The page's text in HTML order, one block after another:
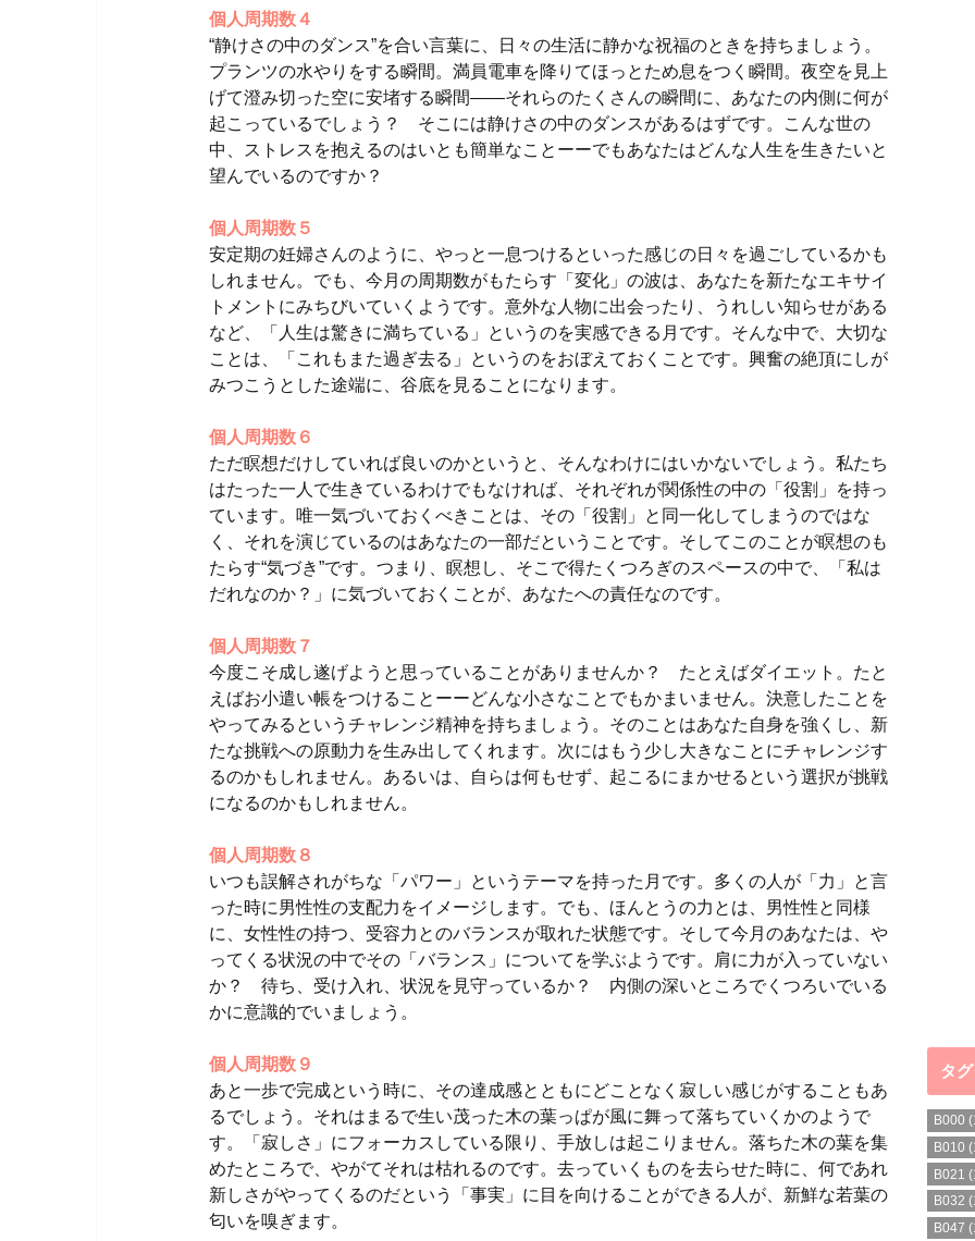
個人周期数４
“静けさの中のダンス”を合い言葉に、日々の生活に静かな祝福のときを持ちましょう。
プランツの水やりをする瞬間。満員電車を降りてほっとため息をつく瞬間。夜空を見上
げて澄み切った空に安堵する瞬間——それらのたくさんの瞬間に、あなたの内側に何が
起こっているでしょう？ そこには静けさの中のダンスがあるはずです。こんな世の
中、ストレスを抱えるのはいとも簡単なことーーでもあなたはどんな人生を生きたいと
望んでいるのですか？
個人周期数５
安定期の妊婦さんのように、やっと一息つけるといった感じの日々を過ごしているかも
しれません。でも、今月の周期数がもたらす「変化」の波は、あなたを新たなエキサイ
トメントにみちびいていくようです。意外な人物に出会ったり、うれしい知らせがある
など、「人生は驚きに満ちている」というのを実感できる月です。そんな中で、大切な
ことは、「これもまた過ぎ去る」というのをおぼえておくことです。興奮の絶頂にしが
みつこうとした途端に、谷底を見ることになります。
個人周期数６
ただ瞑想だけしていれば良いのかというと、そんなわけにはいかないでしょう。私たち
はたった一人で生きているわけでもなければ、それぞれが関係性の中の「役割」を持っ
ています。唯一気づいておくべきことは、その「役割」と同一化してしまうのではな
く、それを演じているのはあなたの一部だということです。そしてこのことが瞑想のも
たらす“気づき”です。つまり、瞑想し、そこで得たくつろぎのスペースの中で、「私は
だれなのか？」に気づいておくことが、あなたへの責任なのです。
個人周期数７
今度こそ成し遂げようと思っていることがありませんか？ たとえばダイエット。たと
えばお小遣い帳をつけることーーどんな小さなことでもかまいません。決意したことを
やってみるというチャレンジ精神を持ちましょう。そのことはあなた自身を強くし、新
たな挑戦への原動力を生み出してくれます。次にはもう少し大きなことにチャレンジす
るのかもしれません。あるいは、自らは何もせず、起こるにまかせるという選択が挑戦
になるのかもしれません。
個人周期数８
いつも誤解されがちな「パワー」というテーマを持った月です。多くの人が「力」と言
った時に男性性の支配力をイメージします。でも、ほんとうの力とは、男性性と同様
に、女性性の持つ、受容力とのバランスが取れた状態です。そして今月のあなたは、や
ってくる状況の中でその「バランス」についてを学ぶようです。肩に力が入っていない
か？ 待ち、受け入れ、状況を見守っているか？ 内側の深いところでくつろいでいる
かに意識的でいましょう。
個人周期数９
あと一歩で完成という時に、その達成感とともにどことなく寂しい感じがすることもあ
るでしょう。それはまるで生い茂った木の葉っぱが風に舞って落ちていくかのようで
す。「寂しさ」にフォーカスしている限り、手放しは起こりません。落ちた木の葉を集
めたところで、やがてそれは枯れるのです。去っていくものを去らせた時に、何であれ
新しさがやってくるのだという「事実」に目を向けることができる人が、新鮮な若葉の
匂いを嗅ぎます。
タ
B000
B010
B021
B032
B047